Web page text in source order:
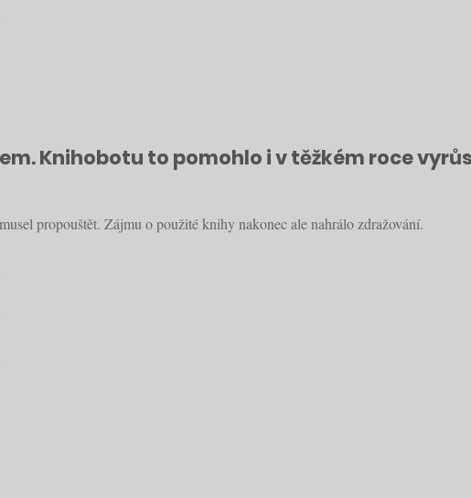
Knihobotu to pomohlo i v těžkém roce
propouštět. Zájmu o použité knihy nakonec ale nahrálo zdražování.